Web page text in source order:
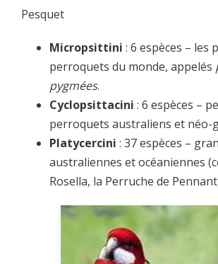
Pesquet
Micropsittini : 6 espèces – les
perroquets du monde, appelés
pygmées.
Cyclopsittacini : 6 espèces –
perroquets australiens et néo-
Platycercini : 37 espèces –
australiennes et océaniennes
Rosella, la Perruche de